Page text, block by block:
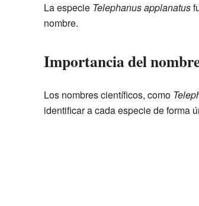
La especie Telephanus applanatus
nombre.
Importancia del
Los nombres científicos, como
identificar a cada especie de forma